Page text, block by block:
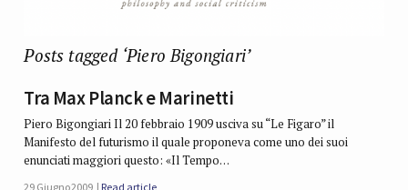
Posts tagged ‘Piero Bigongiari’
Tra Max Planck e Marinetti
Piero Bigongiari Il 20 febbraio 1909 usciva su “Le Figaro” il
Manifesto del futurismo il quale proponeva come uno dei suoi
enunciati maggiori questo: «Il Tempo…
29 Giugno 2009 Read article